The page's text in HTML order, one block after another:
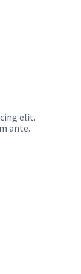
elit.
ante.